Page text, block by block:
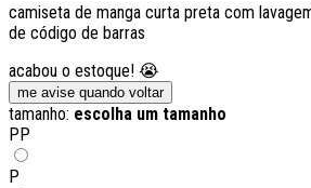
camiseta de manga curta preta com
de código de barras
acabou o estoque! 😭
me avise quando voltar
tamanho: escolha um tamanho
PP
P